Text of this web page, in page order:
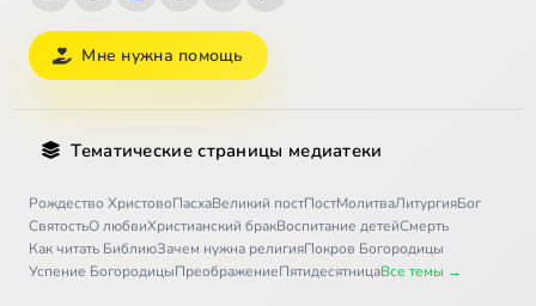
Мне нужна помощь
Тематические страницы медиатеки
Рождество ХристовоПасхаВеликий постПостМолитваЛитургияБог
СвятостьО любвиХристианский бракВоспитание детейСмерть
Как читать БиблиюЗачем нужна религияПокров Богородицы
Успение БогородицыПреображениеПятидесятницаВсе темы →